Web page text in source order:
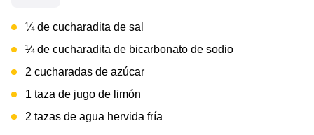
¼ de cucharadita de sal
¼ de cucharadita de bicarbonato de sodio
2 cucharadas de azúcar
1 taza de jugo de limón
2 tazas de agua hervida fría